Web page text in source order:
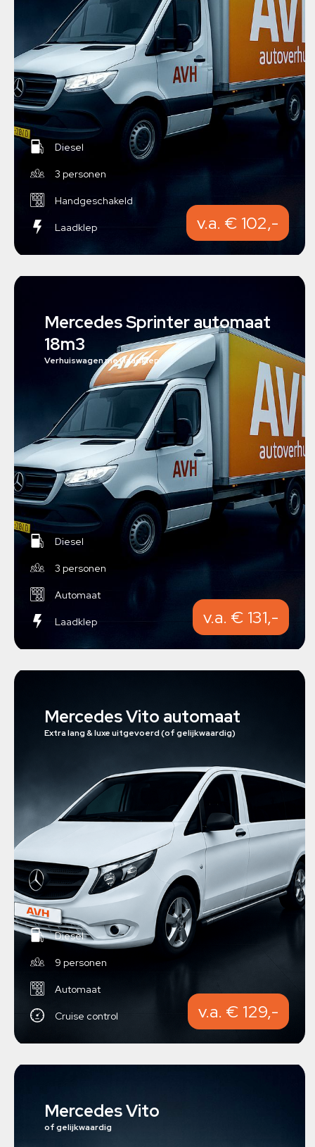
Diesel
3 personen
Handgeschakeld
Laadklep v.a. € 102,-
Mercedes Sprinter automaat
18m3
Verhuiswagen met laadklep
Diesel
3 personen
Automaat
Laadklep v.a. € 131,-
Mercedes Vito automaat
Extra lang & luxe uitgevoerd (of gelijkwaardig)
Diesel
9 personen
Automaat
Cruise control v.a. € 129,-
Mercedes Vito
of gelijkwaardig